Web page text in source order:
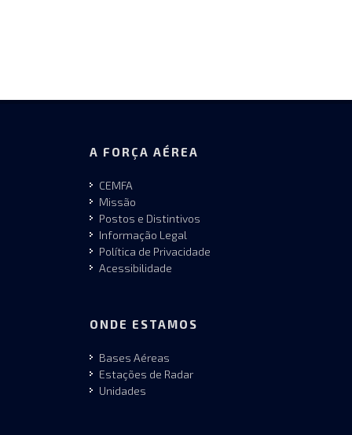
A FORÇA AÉREA
CEMFA
Missão
Postos e Distintivos
Informação Legal
Política de Privacidade
Acessibilidade
ONDE ESTAMOS
Bases Aéreas
Estações de Radar
Unidades